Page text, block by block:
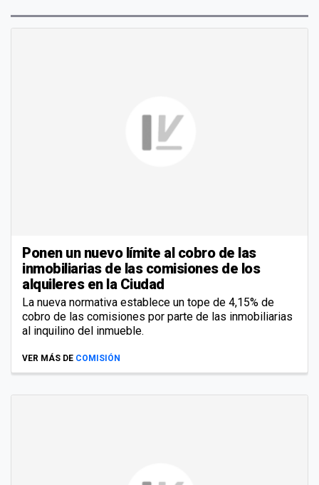
Ponen un nuevo límite al cobro de las
inmobiliarias de las comisiones de los
alquileres en la Ciudad
La nueva normativa establece un tope de 4,15% de
cobro de las comisiones por parte de las inmobiliarias
al inquilino del inmueble.
VER MÁS DE COMISIÓN